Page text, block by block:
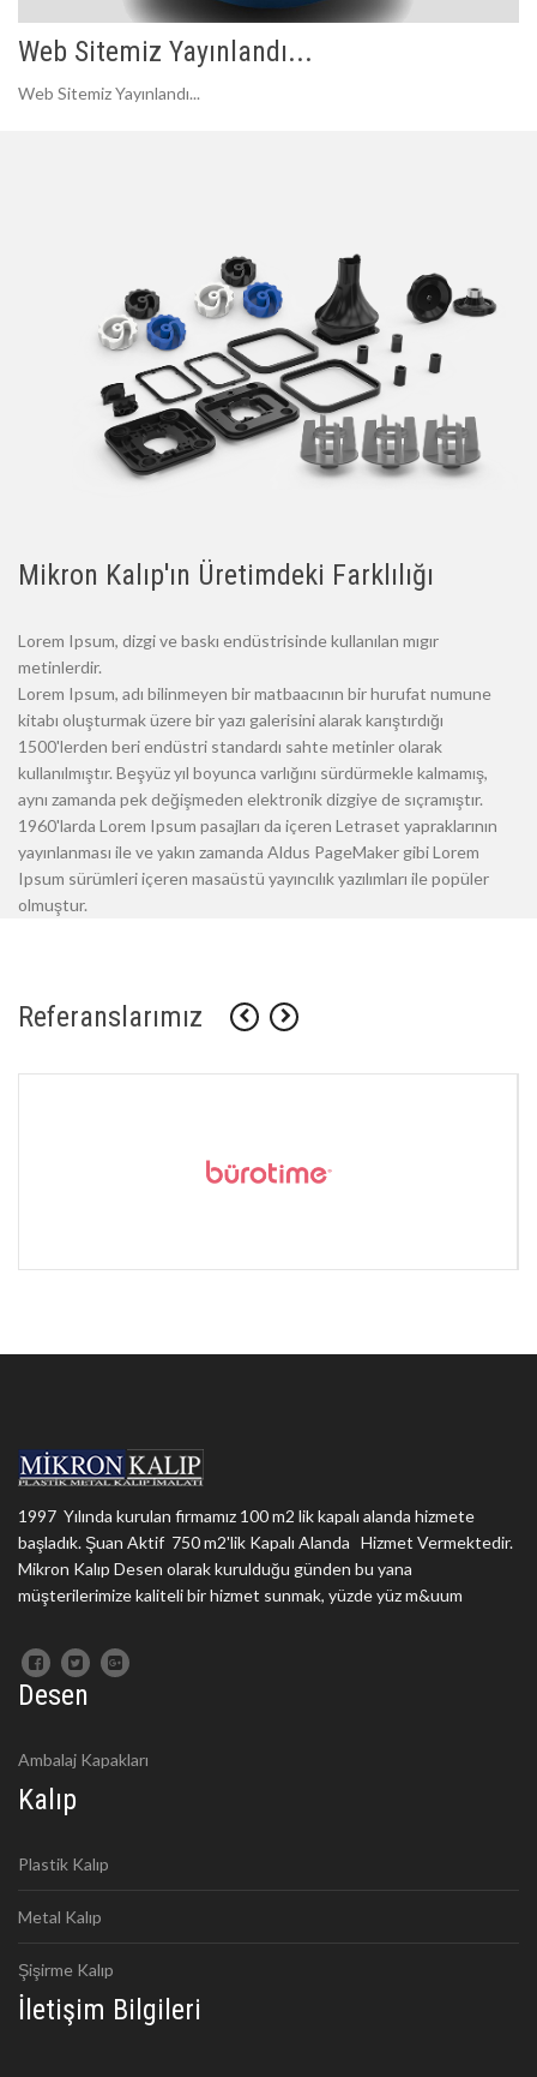
Web Sitemiz Yayınlandı...
Web Sitemiz Yayınlandı...
Mikron Kalıp'ın Üretimdeki Farklılığı
Lorem Ipsum, dizgi ve baskı endüstrisinde kullanılan mıgır
metinlerdir.
Lorem Ipsum, adı bilinmeyen bir matbaacının bir hurufat numune
kitabı oluşturmak üzere bir yazı galerisini alarak karıştırdığı
1500'lerden beri endüstri standardı sahte metinler olarak
kullanılmıştır. Beşyüz yıl boyunca varlığını sürdürmekle kalmamış,
aynı zamanda pek değişmeden elektronik dizgiye de sıçramıştır.
1960'larda Lorem Ipsum pasajları da içeren Letraset yapraklarının
yayınlanması ile ve yakın zamanda Aldus PageMaker gibi Lorem
Ipsum sürümleri içeren masaüstü yayıncılık yazılımları ile popüler
olmuştur.
Referanslarımız
1997 Yılında kurulan firmamız 100 m2 lik kapalı alanda hizmete
başladık. Şuan Aktif 750 m2'lik Kapalı Alanda Hizmet Vermektedir.
Mikron Kalıp Desen olarak kurulduğu günden bu yana
müşterilerimize kaliteli bir hizmet sunmak, yüzde yüz m&uum
Desen
Ambalaj Kapakları
Kalıp
Plastik Kalıp
Metal Kalıp
Şişirme Kalıp
İletişim Bilgileri